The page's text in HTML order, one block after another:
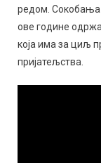
редом. Сокобања
ове године
која има за циљ
пријатељства.